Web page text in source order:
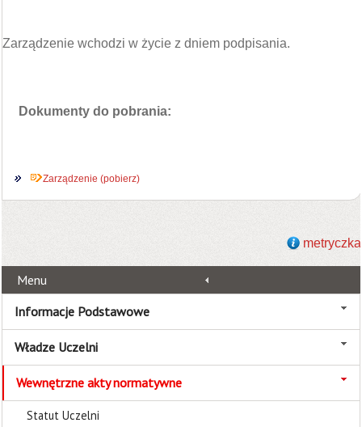
Zarządzenie wchodzi w życie z dniem podpisania.
Dokumenty do pobrania:
Zarządzenie (pobierz)
metryczka
Menu
Informacje Podstawowe
Władze Uczelni
Wewnętrzne akty normatywne
Statut Uczelni